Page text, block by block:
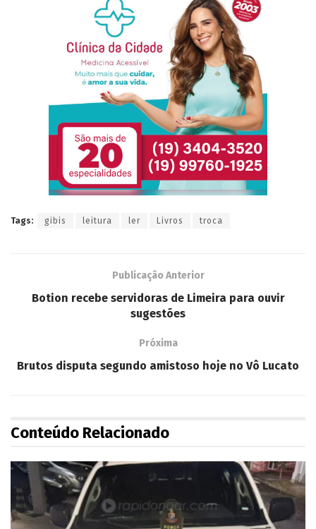
Tags: gibis leitura ler Livros troca
Publicação Anterior
Botion recebe servidoras de Limeira para ouvir
sugestões
Próxima
Brutos disputa segundo amistoso hoje no Vô Lucato
Conteúdo Relacionado